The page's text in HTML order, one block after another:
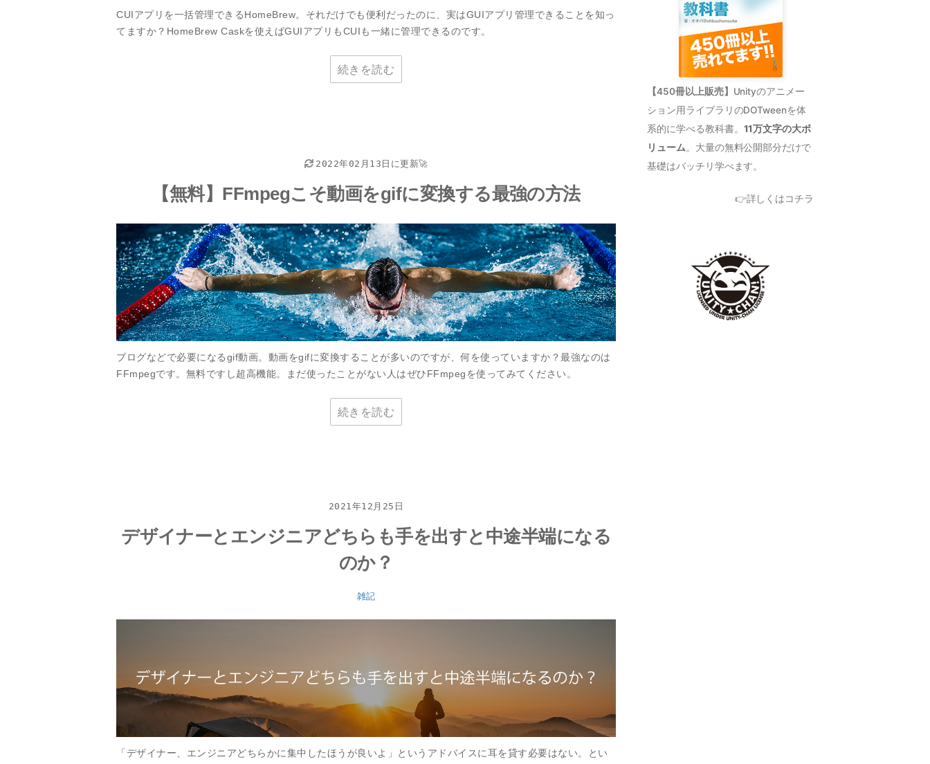
CUIアプリを一括管理できるHomeBrew。それだけでも便利だったのに、実はGUIアプリ管理できることを知っ
てますか？HomeBrew Caskを使えばGUIアプリもCUIも一緒に管理できるのです。
続きを読む
2022年02月13日に更新🚀
【無料】FFmpegこそ動画をgifに変換する最強の方法
ブログなどで必要になるgif動画。動画をgifに変換することが多いのですが、何を使っていますか？最強なのは
FFmpegです。無料ですし超高機能。まだ使ったことがない人はぜひFFmpegを使ってみてください。
続きを読む
2021年12月25日
デザイナーとエンジニアどちらも手を出すと中途半端になる
のか？
雑記
「デザイナー、エンジニアどちらかに集中したほうが良いよ」というアドバイスに耳を貸す必要はない。とい
【450冊以上販売】 Unityのアニメー
ション用ライブラリのDOTweenを体
系的に学べる教科書。 11万文字の大ボ
リューム。大量の無料公開部分だけで
基礎はバッチリ学べます。
👉詳しくはコチラ